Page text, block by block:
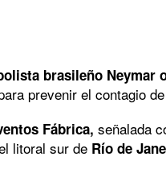
brasileño Neymar
prevenir el contagio
Fábrica, señalada
litoral sur de Río de